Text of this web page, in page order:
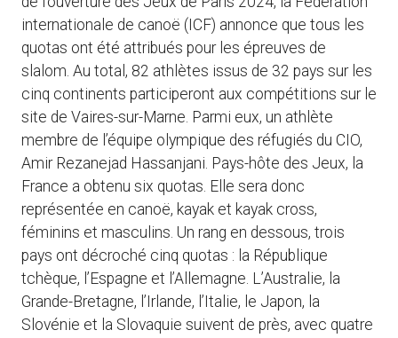
internationale de canoë (ICF) annonce que tous les
quotas ont été attribués pour les épreuves de
slalom. Au total, 82 athlètes issus de 32 pays sur les
cinq continents participeront aux compétitions sur le
site de Vaires-sur-Marne. Parmi eux, un athlète
membre de l’équipe olympique des réfugiés du CIO,
Amir Rezanejad Hassanjani. Pays-hôte des Jeux, la
France a obtenu six quotas. Elle sera donc
représentée en canoë, kayak et kayak cross,
féminins et masculins. Un rang en dessous, trois
pays ont décroché cinq quotas : la République
tchèque, l’Espagne et l’Allemagne. L’Australie, la
Grande-Bretagne, l’Irlande, l’Italie, le Japon, la
Slovénie et la Slovaquie suivent de près, avec quatre